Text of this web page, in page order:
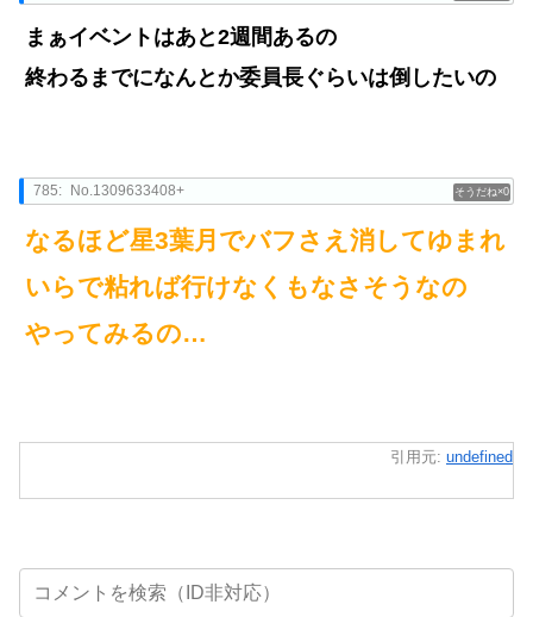
まぁイベントはあと2週間あるの
終わるまでになんとか委員長ぐらいは倒したいの
0
785: No.1309633408+
なるほど星3葉月でバフさえ消してゆまれ
いらで粘れば行けなくもなさそうなの
やってみるの…
引用元: undefined